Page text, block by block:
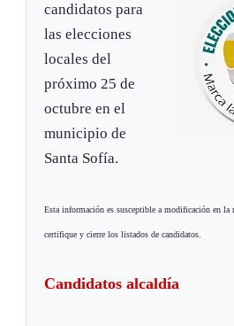
candidatos para
las elecciones
locales del
próximo 25 de
octubre en el
municipio de
Santa Sofía.
Esta información es susceptible a modificación en la
certifique y cierre los listados de candidatos.
Candidatos alcaldía